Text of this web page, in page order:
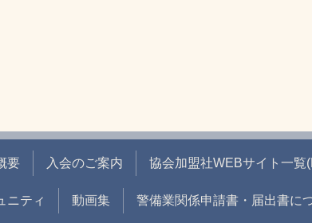
要 入会のご案内 協会加盟社WEBサイト一覧
ニティ 動画集 警備業関係申請書・届出書に